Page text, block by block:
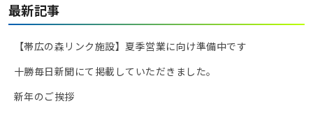
最新記事
【帯広の森リンク施設】夏季営業に向け準備中です
十勝毎日新聞にて掲載していただきました。
新年のご挨拶